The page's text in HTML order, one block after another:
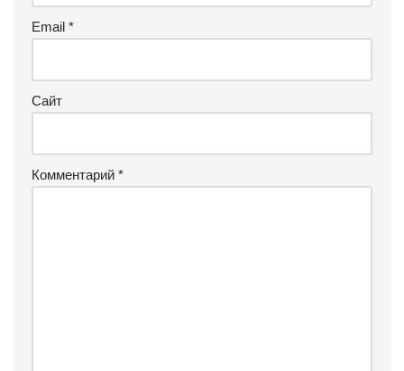
Email *
Сайт
Комментарий *